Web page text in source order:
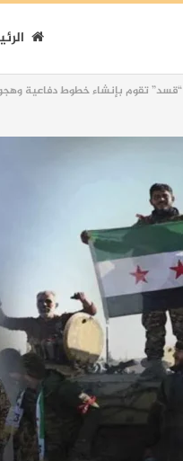
“قسد” تقوم بإنشاء خطوط دفاعية